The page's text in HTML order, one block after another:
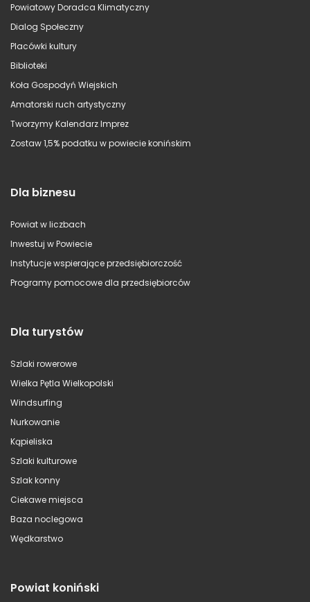
Powiatowy Doradca Klimatyczny
Dialog Społeczny
Placówki kultury
Biblioteki
Koła Gospodyń Wiejskich
Amatorski ruch artystyczny
Tworzymy Kalendarz Imprez
Zostaw 1,5% podatku w powiecie konińskim
Dla biznesu
Powiat w liczbach
Inwestuj w Powiecie
Instytucje wspierające przedsiębiorczość
Programy pomocowe dla przedsiębiorców
Dla turystów
Szlaki rowerowe
Wielka Pętla Wielkopolski
Windsurfing
Nurkowanie
Kąpieliska
Szlaki kulturowe
Szlak konny
Ciekawe miejsca
Baza noclegowa
Wędkarstwo
Powiat koniński